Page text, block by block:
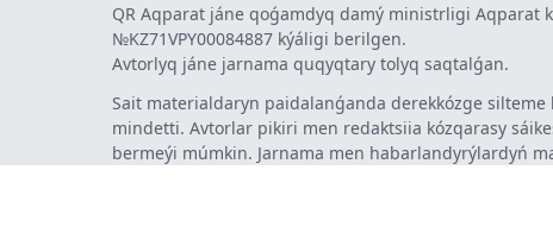
QR Aqparat jáne qoǵamdyq damý ministrligi Aqparat
№KZ71VPY00084887 kýáligi berilgen.
Avtorlyq jáne jarnama quqyqtary tolyq saqtalǵan.
Sait materialdaryn paidalanǵanda derekkózge silteme
mindetti. Avtorlar pikiri men redaktsiia kózqarasy
bermeýi múmkin. Jarnama men habarlandyrýlardyń